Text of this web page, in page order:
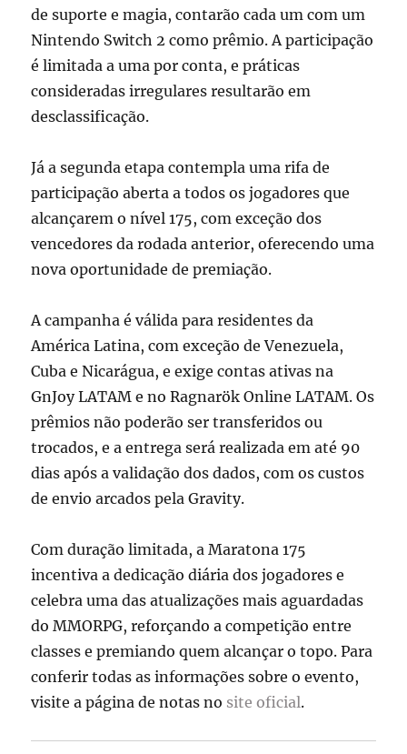
de suporte e magia, contarão cada um com um
Nintendo Switch 2 como prêmio. A participação
é limitada a uma por conta, e práticas
consideradas irregulares resultarão em
desclassificação.
Já a segunda etapa contempla uma rifa de
participação aberta a todos os jogadores que
alcançarem o nível 175, com exceção dos
vencedores da rodada anterior, oferecendo uma
nova oportunidade de premiação.
A campanha é válida para residentes da
América Latina, com exceção de Venezuela,
Cuba e Nicarágua, e exige contas ativas na
GnJoy LATAM e no Ragnarök Online LATAM. Os
prêmios não poderão ser transferidos ou
trocados, e a entrega será realizada em até 90
dias após a validação dos dados, com os custos
de envio arcados pela Gravity.
Com duração limitada, a Maratona 175
incentiva a dedicação diária dos jogadores e
celebra uma das atualizações mais aguardadas
do MMORPG, reforçando a competição entre
classes e premiando quem alcançar o topo. Para
conferir todas as informações sobre o evento,
visite a página de notas no site oficial.